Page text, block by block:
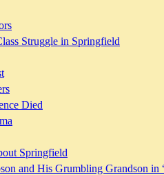
Struggle in Springfield
Died
Springfield
and His Grumbling Grandson